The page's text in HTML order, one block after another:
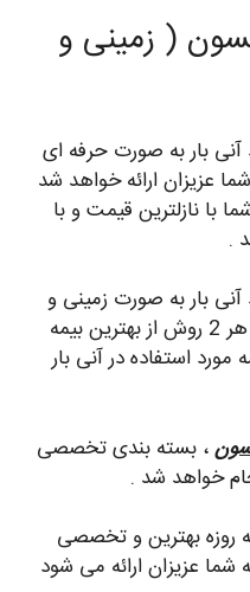
( زمینی و
بار به صورت حرفه ای
عزیزان ارائه خواهد شد
با نازلترین قیمت و با
.
بار به صورت زمینی و
هوایی انجام خواهد شد و برای هر 2 روش از بهترین بیمه
استفاده در آنی بار
، بسته بندی تخصصی
خواهد شد .
روزه بهترین و تخصصی
عزیزان ارائه می شود